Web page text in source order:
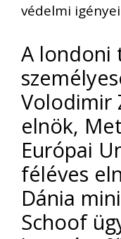
védelmi
A londoni
Volodimir
elnök,
Európai
féléves
Dánia
Schoof